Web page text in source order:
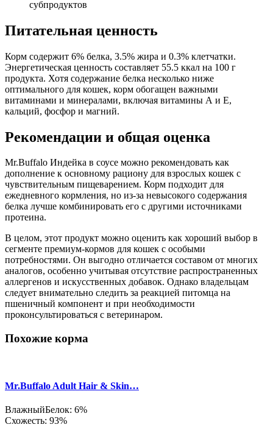
субпродуктов
Питательная ценность
Корм содержит 6% белка, 3.5% жира и 0.3% клетчатки.
Энергетическая ценность составляет 55.5 ккал на 100 г
продукта. Хотя содержание белка несколько ниже
оптимального для кошек, корм обогащен важными
витаминами и минералами, включая витамины А и Е,
кальций, фосфор и магний.
Рекомендации и общая оценка
Mr.Buffalo Индейка в соусе можно рекомендовать как
дополнение к основному рациону для взрослых кошек с
чувствительным пищеварением. Корм подходит для
ежедневного кормления, но из-за невысокого содержания
белка лучше комбинировать его с другими источниками
протеина.
В целом, этот продукт можно оценить как хороший выбор в
сегменте премиум-кормов для кошек с особыми
потребностями. Он выгодно отличается составом от многих
аналогов, особенно учитывая отсутствие распространенных
аллергенов и искусственных добавок. Однако владельцам
следует внимательно следить за реакцией питомца на
пшеничный компонент и при необходимости
проконсультироваться с ветеринаром.
Похожие корма
Mr.Buffalo Adult Hair & Skin…
ВлажныйБелок: 6%
Схожесть: 93%